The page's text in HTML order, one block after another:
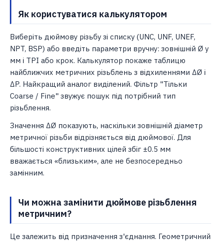
Як користуватися калькулятором
Виберіть дюймову різьбу зі списку (UNC, UNF, UNEF,
NPT, BSP) або введіть параметри вручну: зовнішній Ø у
мм і TPI або крок. Калькулятор покаже таблицю
найближчих метричних різьблень з відхиленнями ΔØ і
ΔP. Найкращий аналог виділений. Фільтр "Тільки
Coarse / Fine" звужує пошук під потрібний тип
різьблення.
Значення ΔØ показують, наскільки зовнішній діаметр
метричної різьби відрізняється від дюймової. Для
більшості конструктивних цілей збіг ±0.5 мм
вважається «близьким», але не безпосередньо
замінним.
Чи можна замінити дюймове різьблення
метричним?
Це залежить від призначення з'єднання. Геометричний